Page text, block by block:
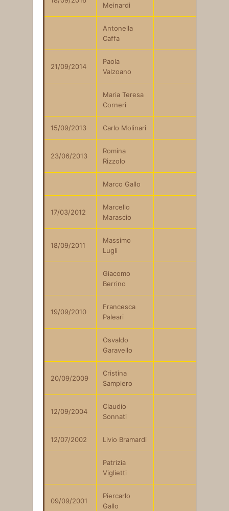
Meinardi
Antonella
Caffa
21/09/2014
Paola
Valzoano
Maria Teresa
Corneri
15/09/2013 Carlo Molinari
23/06/2013
Romina
Rizzolo
Marco Gallo
17/03/2012
Marcello
Marascio
18/09/2011
Massimo
Lugli
Giacomo
Berrino
19/09/2010
Francesca
Paleari
Osvaldo
Garavello
20/09/2009
Cristina
Sampiero
12/09/2004
Claudio
Sonnati
12/07/2002 Livio Bramardi
Patrizia
Viglietti
09/09/2001
Piercarlo
Gallo